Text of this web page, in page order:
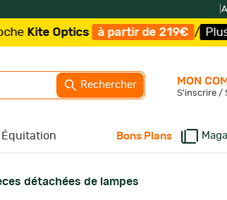
à partir de 219€ / Plus que 25
Rechercher
Équitation Bons Plans
MON
S'inscrire /
détachées de lampes